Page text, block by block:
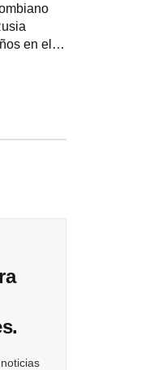
en el
la